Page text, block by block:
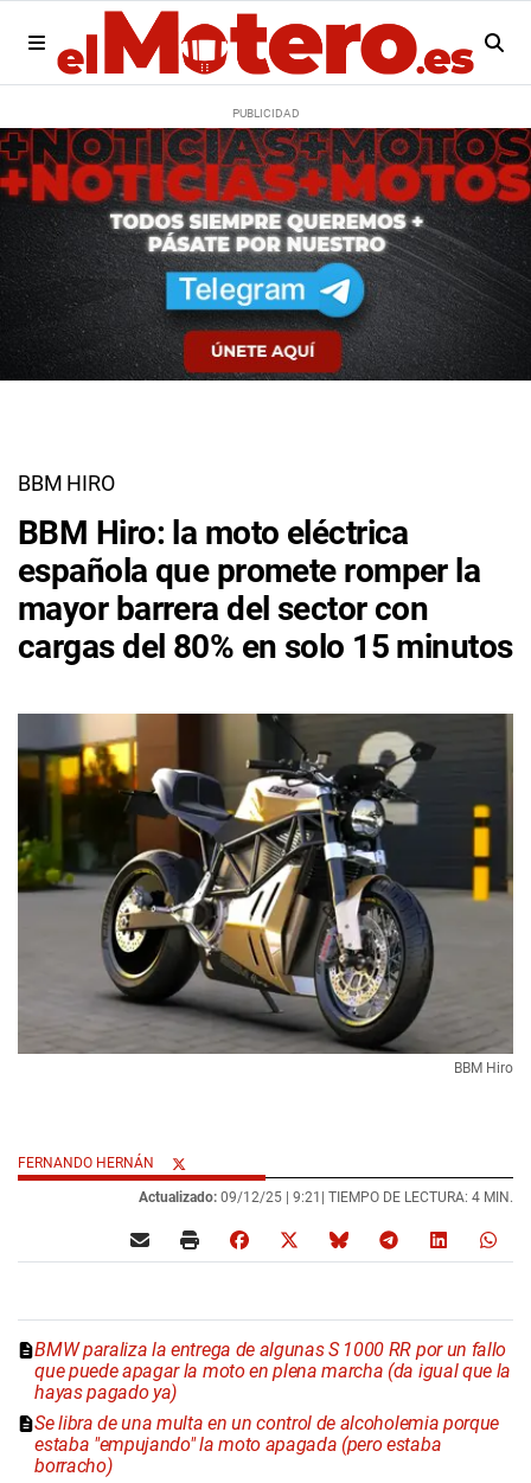
BBM HIRO
BBM Hiro: la moto eléctrica
española que promete romper la
mayor barrera del sector con
cargas del 80% en solo 15 minutos
BBM Hiro
FERNANDO HERNÁN
Actualizado: 09/12/25 | 9:21 | TIEMPO DE LECTURA: 4 MIN.
BMW paraliza la entrega de algunas S 1000 RR por un fallo
que puede apagar la moto en plena marcha (da igual que la
hayas pagado ya)
Se libra de una multa en un control de alcoholemia porque
estaba "empujando" la moto apagada (pero estaba
borracho)